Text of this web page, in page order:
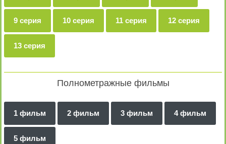
9 серия 10 серия 11 серия 12 серия
13 серия
Полнометражные фильмы
1 фильм 2 фильм 3 фильм 4 фильм
5 фильм